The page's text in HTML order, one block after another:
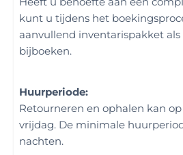
kunt u tijdens het
aanvullend inventarispakket
bijboeken.
Huurperiode:
Retourneren en ophalen kan
vrijdag. De minimale
nachten.